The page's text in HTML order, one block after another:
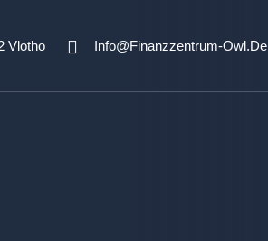
Vlotho Info@finanzzentrum-Owl.de